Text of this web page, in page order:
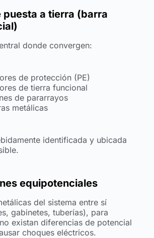
puesta a tierra (barra
donde convergen:
de protección (PE)
de tierra funcional
de pararrayos
metálicas
identificada y ubicada
equipotenciales
del sistema entre sí
gabinetes, tuberías), para
existan diferencias de potencial
choques eléctricos.